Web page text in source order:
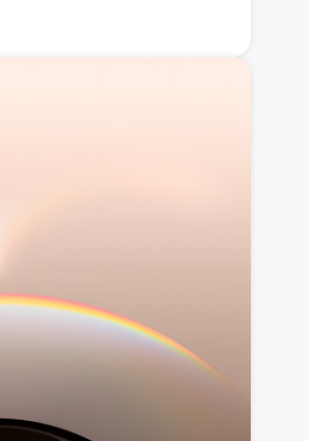
らかで流れるような幾何学
されたモダンな外観を作り出